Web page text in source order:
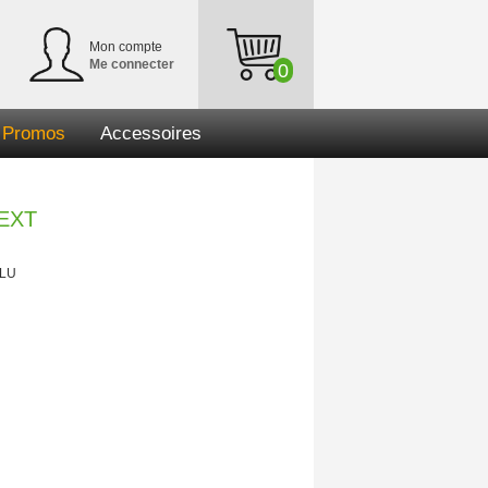
Mon compte
Me connecter
0
Promos Accessoires